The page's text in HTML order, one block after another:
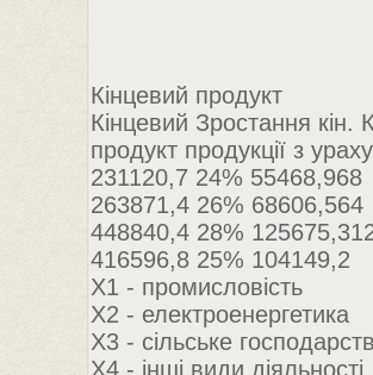
Кінцевий продукт
Кінцевий Зростання кін.
продукт продукції з
231120,7 24% 55468,968
263871,4 26% 68606,564
448840,4 28%
416596,8 25% 104149,2
Х1 - промисловість
Х2 - електроенергетика
Х3 - сільське
Х4 - інші види діяльності